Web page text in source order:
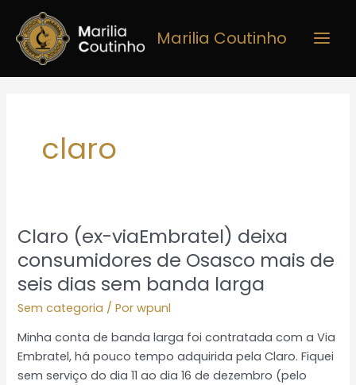
para
conteúdo
Marilia Coutinho
claro
Claro (ex-viaEmbratel) deixa
consumidores de Osasco mais de
seis dias sem banda larga
Sem categoria / Porwpunl
Minha conta de banda larga foi contratada com a Via
Embratel, há pouco tempo adquirida pela Claro. Fiquei
sem serviço do dia 11 ao dia 16 de dezembro (pelo
Claro
viaEmbratel)
deixa
consumidores